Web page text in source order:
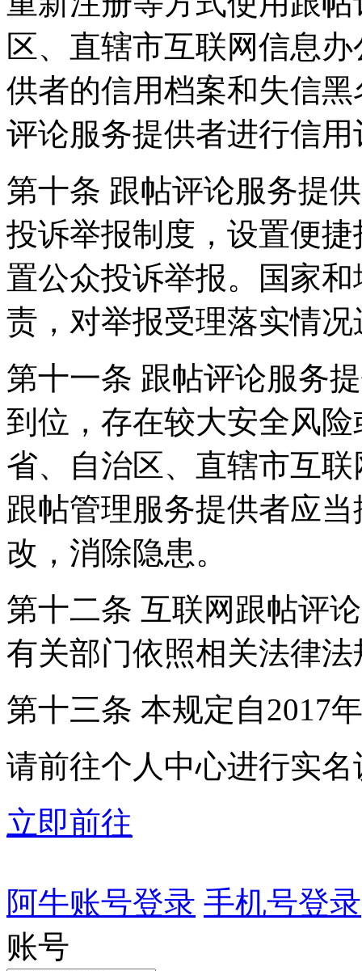
区、直辖市互联网信息
供者的信用档案和失信
评论服务提供者进行信用
第十条 跟帖评论服务提
投诉举报制度，设置便
置公众投诉举报。国家
责，对举报受理落实情
第十一条 跟帖评论服务
到位，存在较大安全风
省、自治区、直辖市互
跟帖管理服务提供者应
改，消除隐患。
第十二条 互联网跟帖评
有关部门依照相关法律
第十三条 本规定自2017
请前往个人中心进行实名
立即前往
阿牛账号登录 手机号登录
账号